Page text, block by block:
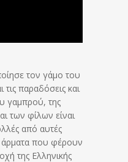
τον γάμο του
τις παραδόσεις και
γαμπρού, της
των φίλων είναι
από αυτές
άρματα που φέρουν
της Ελληνικής